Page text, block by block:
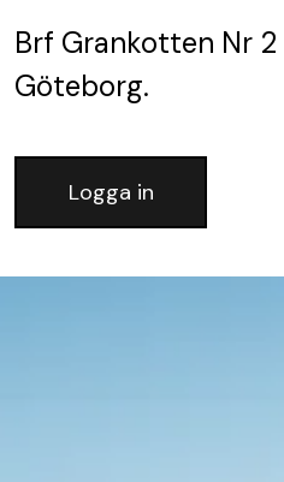
Brf Grankotten Nr 2
Göteborg.
Logga in